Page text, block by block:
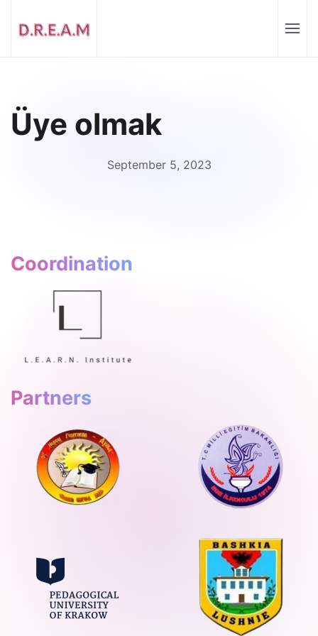
Üye olmak
September 5, 2023
Coordination
Partners